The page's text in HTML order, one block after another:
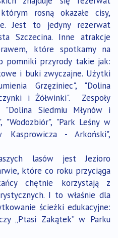
rosną okazałe cisy,
Jest to jedyny rezerwat
Szczecina. Inne atrakcje
które spotkamy na
pomniki przyrody takie jak:
i buki zwyczajne. Użytki
Grzęziniec", "Dolina
i Żółwinki". Zespoły
"Dolina Siedmiu Młynów i
"Wodozbiór", "Park Leśny w
Kasprowicza - Arkoński",
lasów jest Jezioro
które co roku przyciąga
chętnie korzystają z
I to właśnie dla
ścieżki edukacyjne:
„Ptasi Zakątek” w Parku